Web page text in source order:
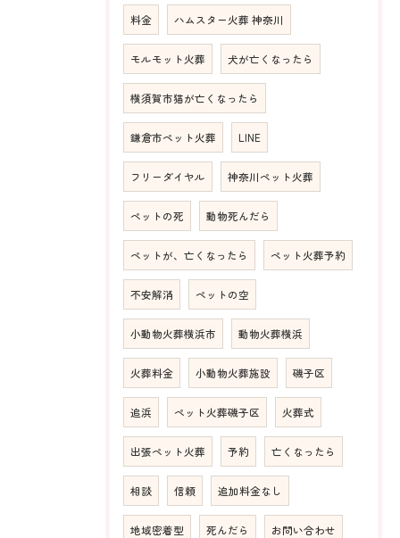
料金 ハムスター火葬 神奈川
モルモット火葬 犬が亡くなったら
横須賀市猫が亡くなったら
鎌倉市ペット火葬 LINE
フリーダイヤル 神奈川ペット火葬
ペットの死 動物死んだら
ペットが、亡くなったら ペット火葬予約
不安解消 ペットの空
小動物火葬横浜市 動物火葬横浜
火葬料金 小動物火葬施設 磯子区
追浜 ペット火葬磯子区 火葬式
出張ペット火葬 予約 亡くなったら
相談 信頼 追加料金なし
地域密着型 死んだら お問い合わせ